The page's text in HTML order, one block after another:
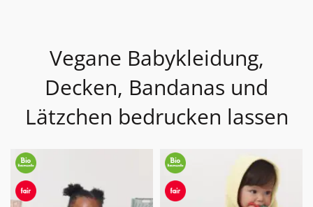
Vegane Babykleidung,
Decken, Bandanas und
Lätzchen bedrucken lassen